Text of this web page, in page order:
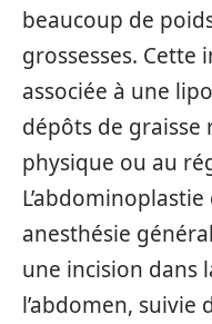
beaucoup de
grossesses.
associée à une
dépôts de graisse
physique ou au
anesthésie
une incision dans
l’abdomen, suivie